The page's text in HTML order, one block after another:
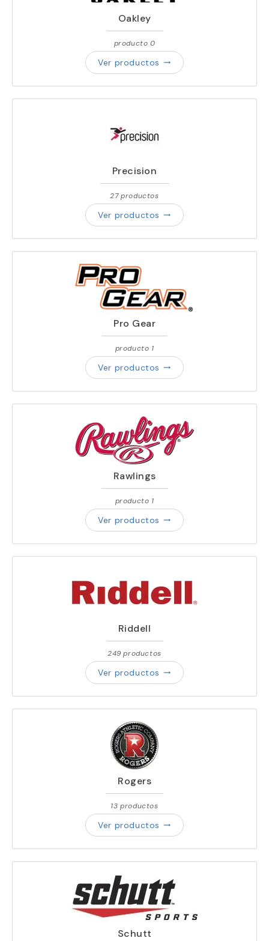
Oakley
producto 0
Ver productos trending_flat
Precision
27 productos
Ver productos trending_flat
Pro Gear
producto 1
Ver productos trending_flat
Rawlings
producto 1
Ver productos trending_flat
Riddell
249 productos
Ver productos trending_flat
Rogers
13 productos
Ver productos trending_flat
Schutt